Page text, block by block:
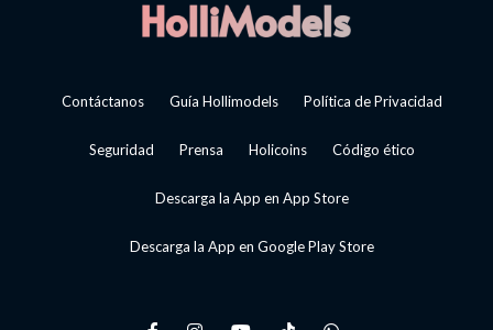
Contáctanos Guía Hollimodels Política de Privacidad
Seguridad Prensa Holicoins Código ético
Descarga la App en App Store
Descarga la App en Google Play Store